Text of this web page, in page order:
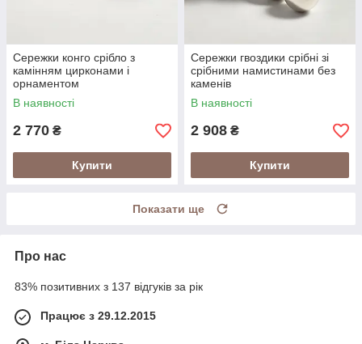
Сережки конго срібло з
камінням цирконами і
орнаментом
В наявності
2 770 ₴
Купити
Сережки гвоздики срібні зі
срібними намистинами без
каменів
В наявності
2 908 ₴
Купити
Показати ще
Про нас
83% позитивних з 137 відгуків за рік
Працює з 29.12.2015